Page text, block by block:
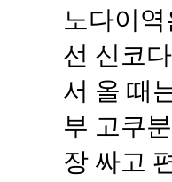
노다이
선 신코
서 올 때
부 고쿠
장 싸고